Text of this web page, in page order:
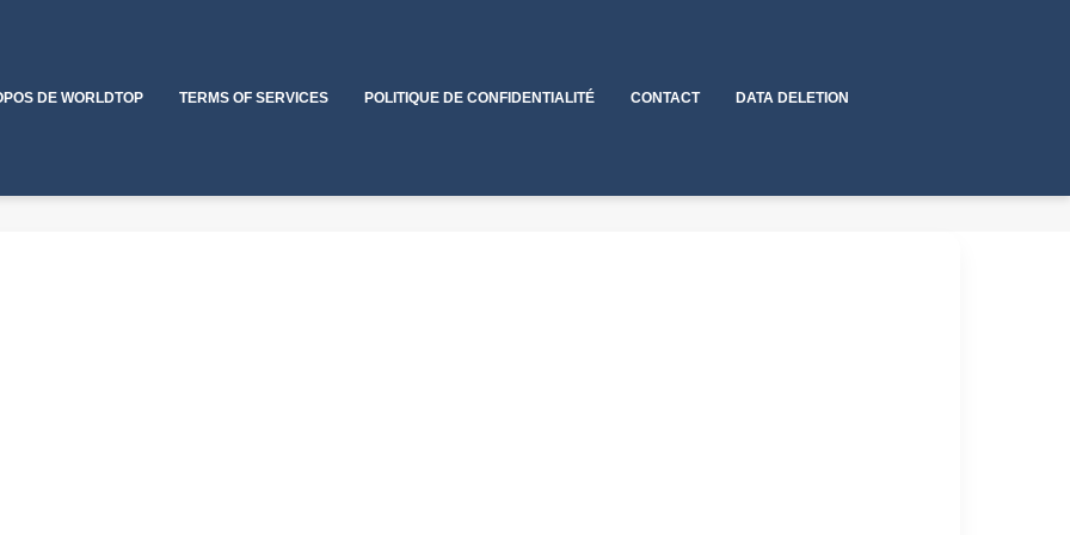
DE WORLDTOP TERMS OF SERVICES POLITIQUE DE CONFIDENTIALITÉ CONTACT DATA DELETION